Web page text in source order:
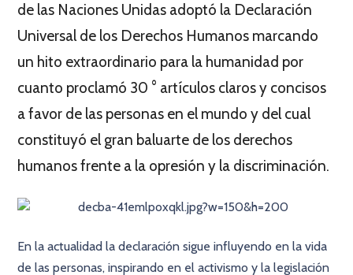
de las Naciones Unidas adoptó la Declaración
Universal de los Derechos Humanos marcando
un hito extraordinario para la humanidad por
cuanto proclamó 30 ° artículos claros y concisos
a favor de las personas en el mundo y del cual
constituyó el gran baluarte de los derechos
humanos frente a la opresión y la discriminación.
En la actualidad la declaración sigue influyendo en la vida
de las personas, inspirando en el activismo y la legislación